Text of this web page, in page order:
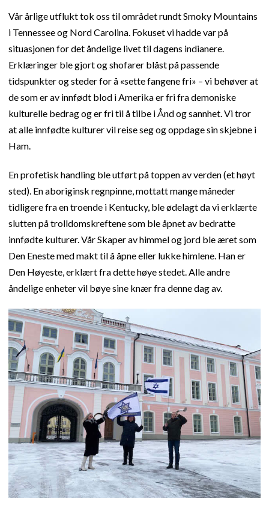
Vår årlige utflukt tok oss til området rundt Smoky Mountains
i Tennessee og Nord Carolina. Fokuset vi hadde var på
situasjonen for det åndelige livet til dagens indianere.
Erklæringer ble gjort og shofarer blåst på passende
tidspunkter og steder for å «sette fangene fri» – vi behøver at
de som er av innfødt blod i Amerika er fri fra demoniske
kulturelle bedrag og er fri til å tilbe i Ånd og sannhet. Vi tror
at alle innfødte kulturer vil reise seg og oppdage sin skjebne i
Ham.
En profetisk handling ble utført på toppen av verden (et høyt
sted). En aboriginsk regnpinne, mottatt mange måneder
tidligere fra en troende i Kentucky, ble ødelagt da vi erklærte
slutten på trolldomskreftene som ble åpnet av bedratte
innfødte kulturer. Vår Skaper av himmel og jord ble æret som
Den Eneste med makt til å åpne eller lukke himlene. Han er
Den Høyeste, erklært fra dette høye stedet. Alle andre
åndelige enheter vil bøye sine knær fra denne dag av.